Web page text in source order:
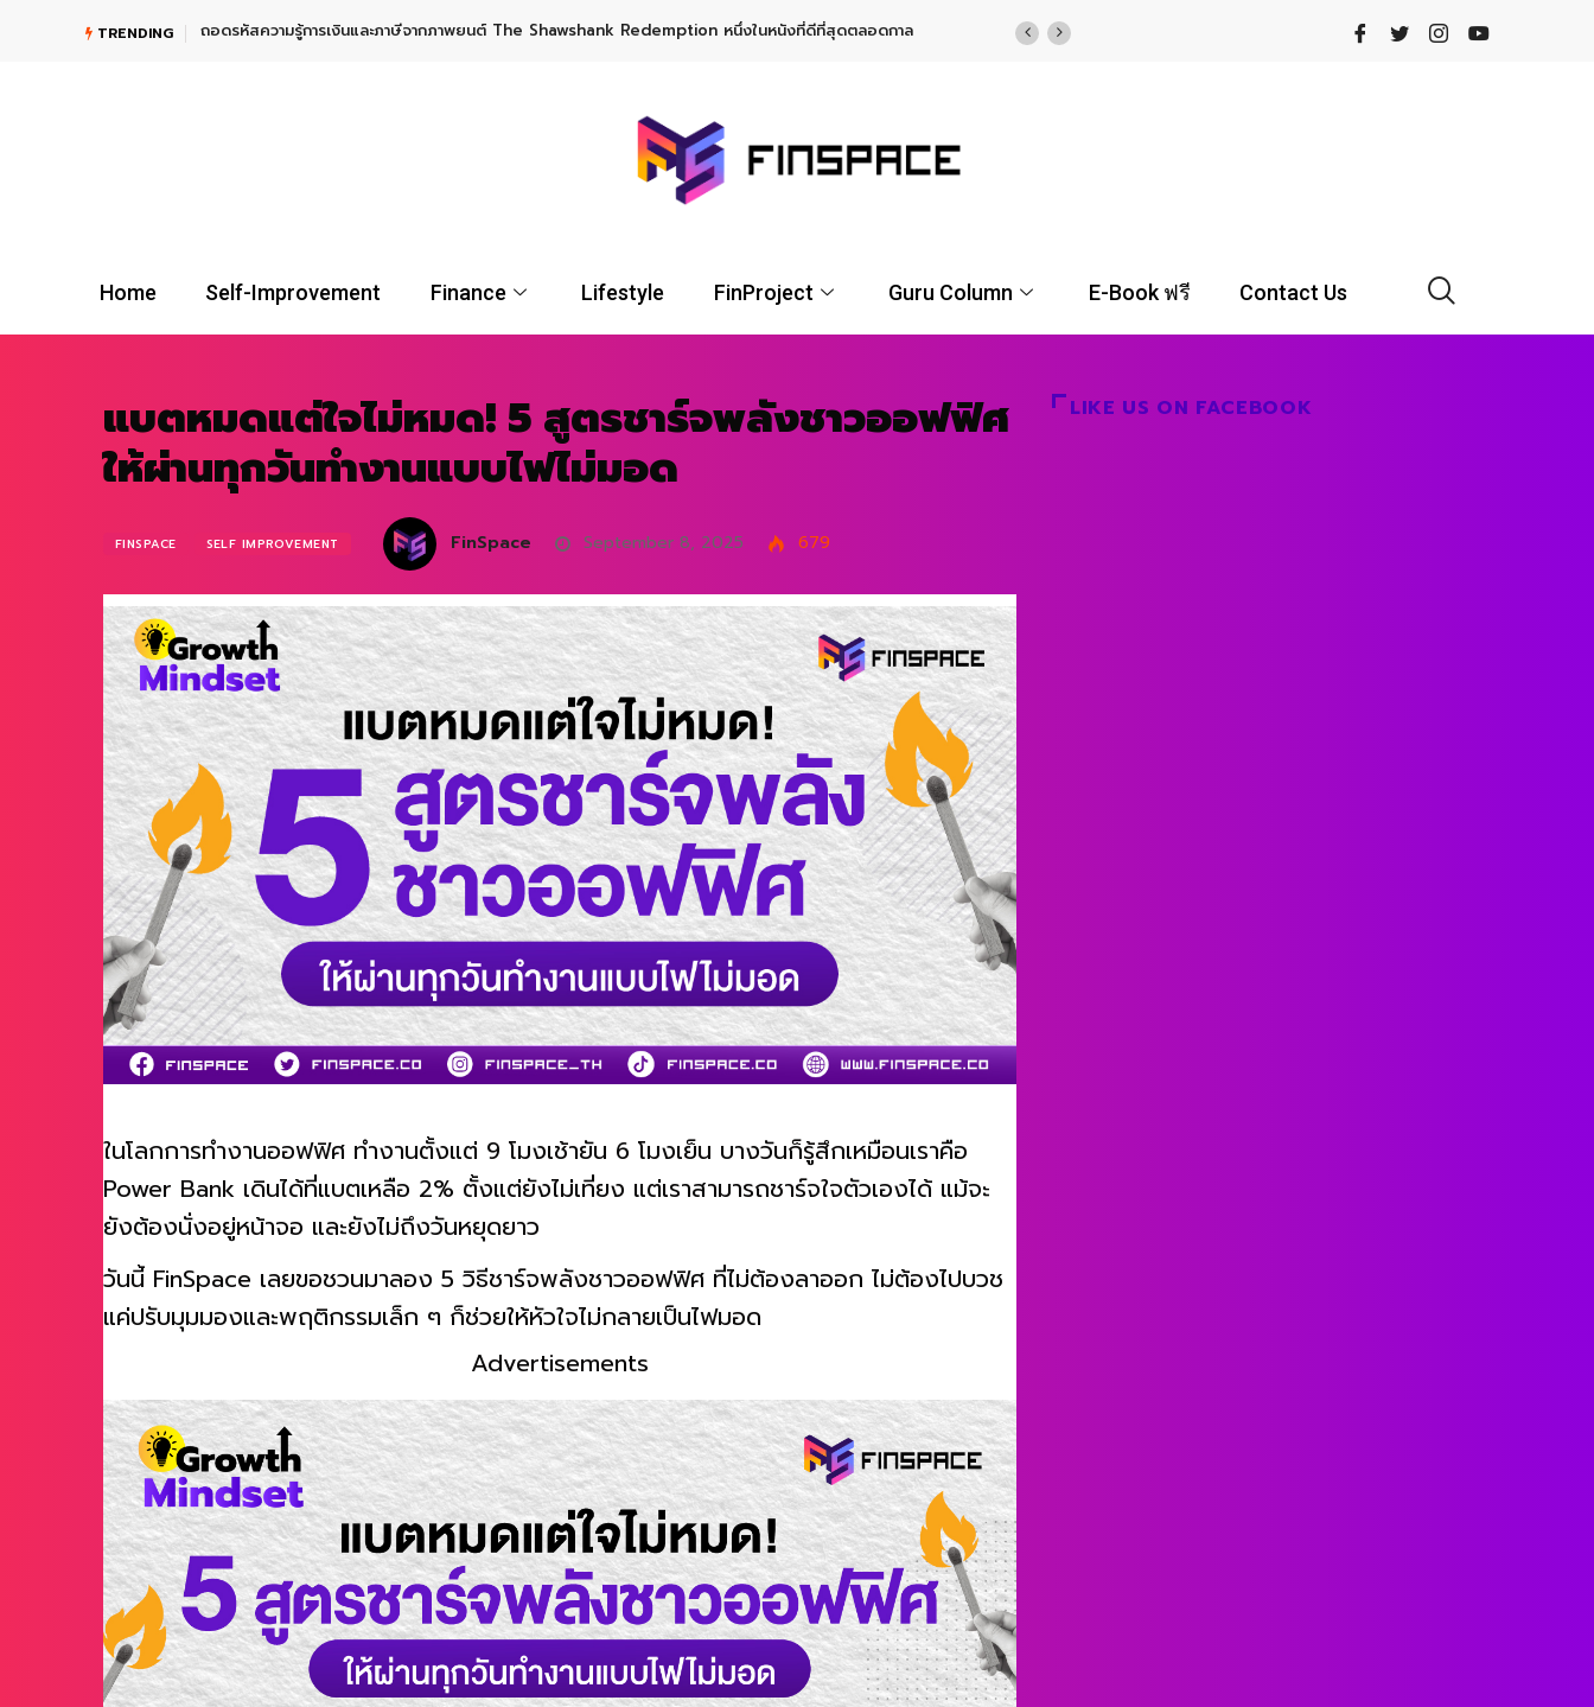
TRENDING
UGOLD-USD ลงทุนทองคำระยะยาว กับผู้นำตลาดกองทุน Gold ETF พร้อมโอกาสรับผลตอบแทนรูปแบบ USD จาก UOBAM (Thailand)
Home Self-Improvement Finance Lifestyle FinProject Guru Column E-Book ฟรี Contact Us
แบตหมดแต่ใจไม่หมด! 5 สูตรชาร์จพลังชาวออฟฟิศ
ให้ผ่านทุกวันทำงานแบบไฟไม่มอด
FinSpace September 8, 2025 679
ในโลกการทำงานออฟฟิศ ทำงานตั้งแต่ 9 โมงเช้ายัน 6 โมงเย็น บางวันก็รู้สึกเหมือนเราคือ
Power Bank เดินได้ที่แบตเหลือ 2% ตั้งแต่ยังไม่เที่ยง แต่เราสามารถชาร์จใจตัวเองได้ แม้จะ
ยังต้องนั่งอยู่หน้าจอ และยังไม่ถึงวันหยุดยาว
วันนี้ FinSpace เลยขอชวนมาลอง 5 วิธีชาร์จพลังชาวออฟฟิศ ที่ไม่ต้องลาออก ไม่ต้องไปบวช
แค่ปรับมุมมองและพฤติกรรมเล็ก ๆ ก็ช่วยให้หัวใจไม่กลายเป็นไฟมอด
Advertisements
LIKE US ON FACEBOOK